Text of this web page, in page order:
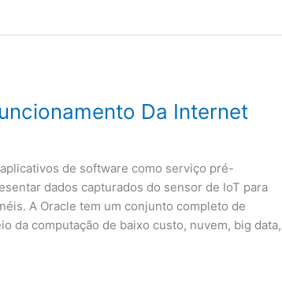
Da Internet
de software como serviço pré-
dados capturados do sensor de IoT para
A Oracle tem um conjunto completo de
da computação de baixo custo, nuvem, big data,